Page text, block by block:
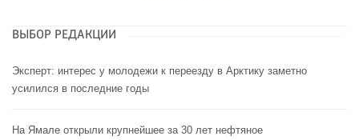
ВЫБОР РЕДАКЦИИ
Эксперт: интерес у молодежи к переезду в Арктику заметно
усилился в последние годы
На Ямале открыли крупнейшее за 30 лет нефтяное